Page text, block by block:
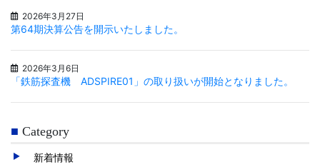
2026年3月27日
第64期決算公告を開示いたしました。
2026年3月6日
「鉄筋探査機 ADSPIRE01」の取り扱いが開始となりました。
Category
新着情報